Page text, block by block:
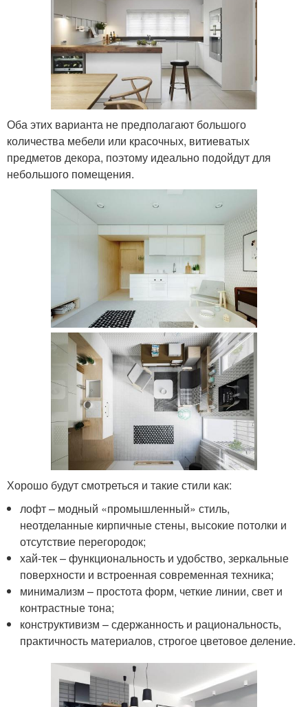
Оба этих варианта не предполагают большого
количества мебели или красочных, витиеватых
предметов декора, поэтому идеально подойдут для
небольшого помещения.
Хорошо будут смотреться и такие стили как:
лофт – модный «промышленный» стиль,
неотделанные кирпичные стены, высокие потолки и
отсутствие перегородок;
хай-тек – функциональность и удобство, зеркальные
поверхности и встроенная современная техника;
минимализм – простота форм, четкие линии, свет и
контрастные тона;
конструктивизм – сдержанность и рациональность,
практичность материалов, строгое цветовое деление.